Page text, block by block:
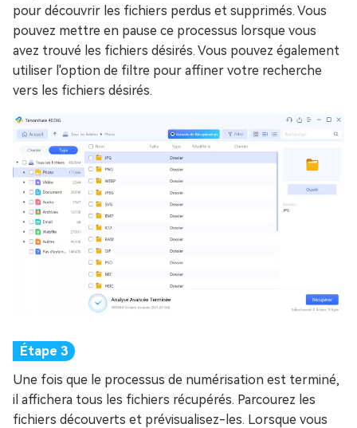
pour découvrir les fichiers perdus et supprimés. Vous
pouvez mettre en pause ce processus lorsque vous
avez trouvé les fichiers désirés. Vous pouvez également
utiliser l'option de filtre pour affiner votre recherche
vers les fichiers désirés.
Une fois que le processus de numérisation est terminé,
il affichera tous les fichiers récupérés. Parcourez les
fichiers découverts et prévisualisez-les. Lorsque vous